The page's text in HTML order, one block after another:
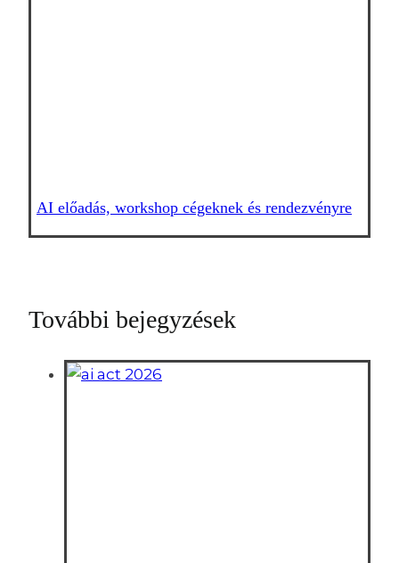
AI előadás, workshop cégeknek és rendezvényre
További bejegyzések